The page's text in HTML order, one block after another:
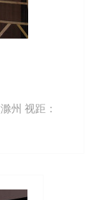
州 视距：